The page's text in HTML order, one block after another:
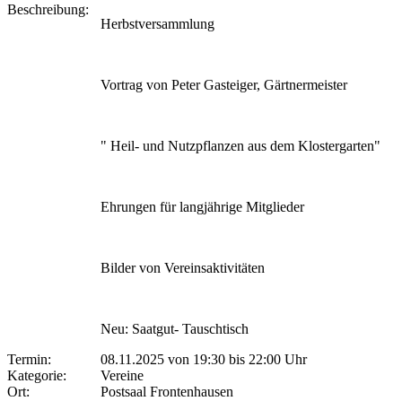
Beschreibung:
Herbstversammlung
Vortrag von Peter Gasteiger, Gärtnermeister
" Heil- und Nutzpflanzen aus dem Klostergarten"
Ehrungen für langjährige Mitglieder
Bilder von Vereinsaktivitäten
Neu: Saatgut- Tauschtisch
Termin:
08.11.2025 von 19:30 bis 22:00 Uhr
Kategorie:
Vereine
Ort:
Postsaal Frontenhausen